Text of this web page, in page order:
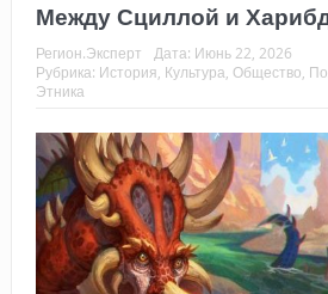
Между Сциллой и
Регион.Эксперт Дата: Июнь 22, 2026
Рубрика: История, Культура, Общество,
Этника